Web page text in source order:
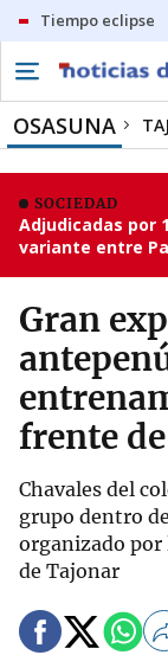
Tiempo eclipse
OSASUNA
SOCIEDAD
Adjudicadas por
variante entre
Gran
frente
Chavales del
grupo dentro
organizado por
de Tajonar